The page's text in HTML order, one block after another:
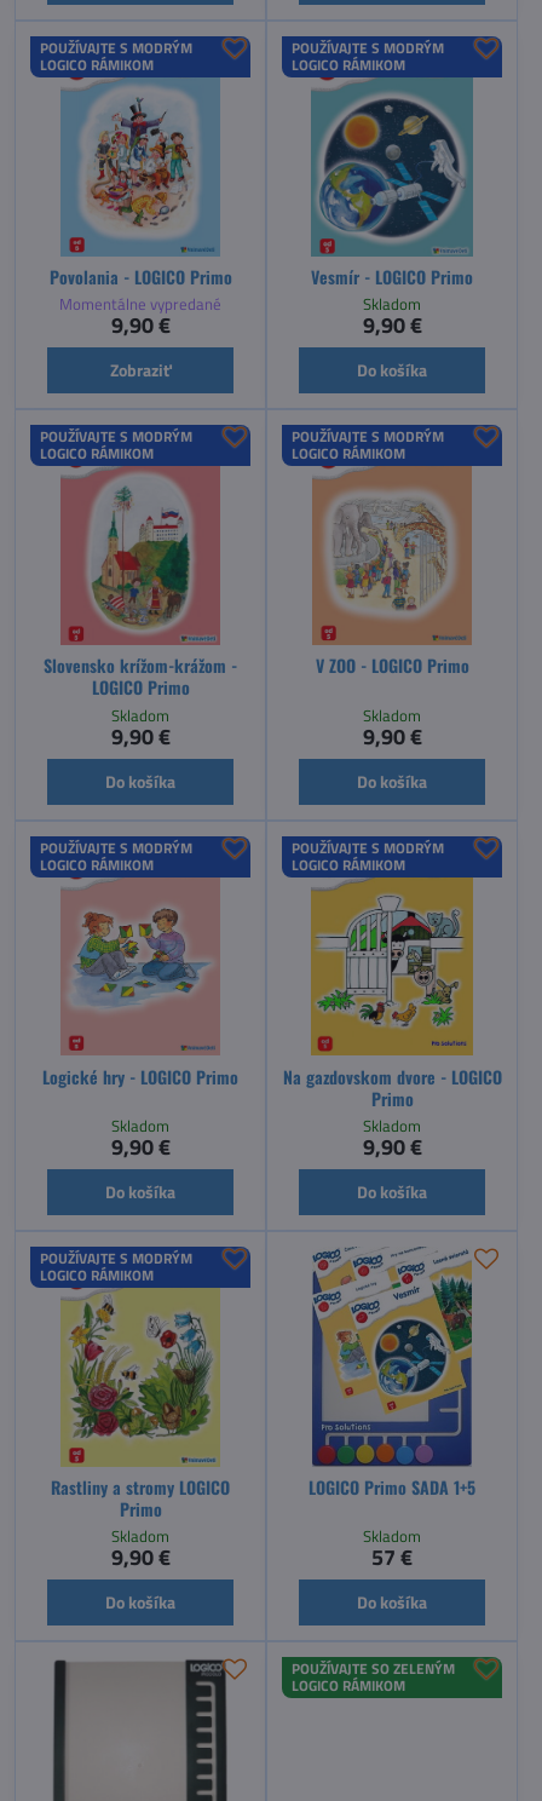
POUŽÍVAJTE S MODRÝM
LOGICO RÁMIKOM
Povolania - LOGICO Primo
Momentálne vypredané
9,90 €
Zobraziť
POUŽÍVAJTE S MODRÝM
LOGICO RÁMIKOM
Vesmír - LOGICO Primo
Skladom
9,90 €
Do košíka
POUŽÍVAJTE S MODRÝM
LOGICO RÁMIKOM
Slovensko krížom-krážom -
LOGICO Primo
Skladom
9,90 €
Do košíka
POUŽÍVAJTE S MODRÝM
LOGICO RÁMIKOM
V ZOO - LOGICO Primo
Skladom
9,90 €
Do košíka
POUŽÍVAJTE S MODRÝM
LOGICO RÁMIKOM
Logické hry - LOGICO Primo
Skladom
9,90 €
Do košíka
POUŽÍVAJTE S MODRÝM
LOGICO RÁMIKOM
Na gazdovskom dvore - LOGICO
Primo
Skladom
9,90 €
Do košíka
POUŽÍVAJTE S MODRÝM
LOGICO RÁMIKOM
Rastliny a stromy LOGICO
Primo
Skladom
9,90 €
Do košíka
LOGICO Primo SADA 1+5
Skladom
57 €
Do košíka
POUŽÍVAJTE SO ZELENÝM
LOGICO RÁMIKOM